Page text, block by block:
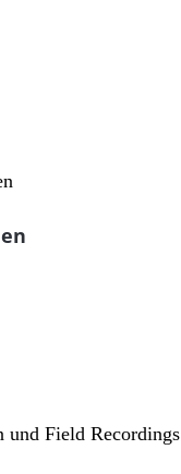
Field Recordings